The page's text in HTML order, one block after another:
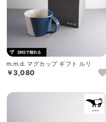
m.m.d. マグカップ ギフト ルリ
￥3,080